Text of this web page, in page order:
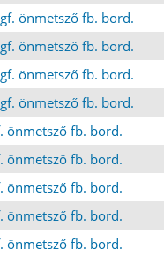
önmetsző fb. bord.
önmetsző fb. bord.
önmetsző fb. bord.
önmetsző fb. bord.
önmetsző fb. bord.
önmetsző fb. bord.
önmetsző fb. bord.
önmetsző fb. bord.
önmetsző fb. bord.